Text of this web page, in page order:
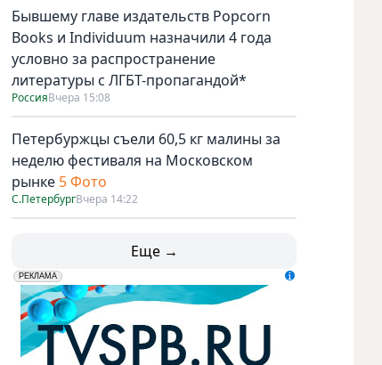
Бывшему главе издательств Popcorn
Books и Individuum назначили 4 года
условно за распространение
литературы с ЛГБТ-пропагандой*
РоссияВчера 15:08
Петербуржцы съели 60,5 кг малины за
неделю фестиваля на Московском
рынке 5 Фото
С.ПетербургВчера 14:22
Еще →
erid: LdtCK5udn
РЕКЛАМА
АО "ГАТР", ИНН: 7841320717